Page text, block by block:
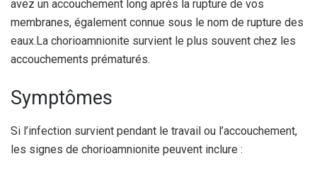
avez un accouchement long après la rupture de vos
membranes, également connue sous le nom de rupture des
eaux. La chorioamnionite survient le plus souvent chez les
accouchements prématurés.
Symptômes
Si l’infection survient pendant le travail ou l’accouchement,
les signes de chorioamnionite peuvent inclure :